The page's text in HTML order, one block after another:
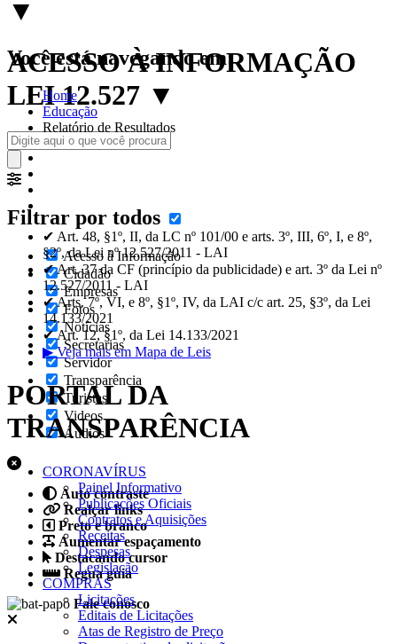
▼
ACESSO À INFORMAÇÃO
LEI 12.527 ▼
Filtrar por todos
Acesso à Informação
Cidadão
Empresas
Fotos
Notícias
Secretarias
Servidor
Transparência
Turistas
Videos
Áudios
Auto contraste
Realçar links
Preto e branco
Aumentar espaçamento
Destacando cursor
Regua guia
Fale conosco
Você está navegando em:
Home
Educação
Relatório de Resultados
✔ Art. 48, §1º, II, da LC nº 101/00 e arts. 3º, III, 6º, I, e 8º,
§2º, da Lei nº 12.527/2011 - LAI
✔ Art. 37 da CF (princípio da publicidade) e art. 3º da Lei nº
12.527/2011 - LAI
✔ Arts. 7º, VI, e 8º, §1º, IV, da LAI c/c art. 25, §3º, da Lei
14.133/2021
✔ Art. 12, §1º, da Lei 14.133/2021
▶ Veja mais em Mapa de Leis
PORTAL DA
TRANSPARÊNCIA
CORONAVÍRUS
Painel Informativo
Publicações Oficiais
Contratos e Aquisições
Receitas
Despesas
Legislação
COMPRAS
Licitações
Editais de Licitações
Atas de Registro de Preço